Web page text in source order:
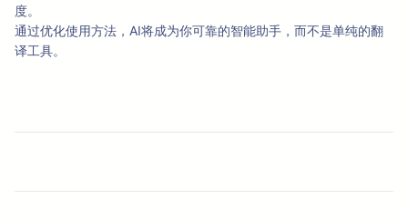
度。
通过优化使用方法，AI将成为你可靠的智能助手，而不是单纯的翻
译工具。